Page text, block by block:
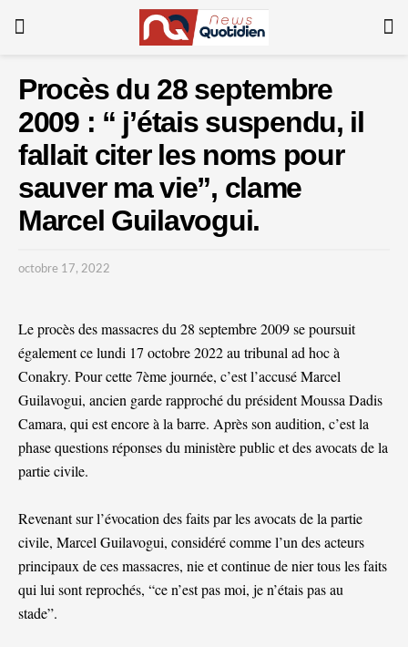
Procès du 28 septembre
2009 : “ j’étais suspendu, il
fallait citer les noms pour
sauver ma vie”, clame
Marcel Guilavogui.
octobre 17, 2022
Le procès des massacres du 28 septembre 2009 se poursuit
également ce lundi 17 octobre 2022 au tribunal ad hoc à
Conakry. Pour cette 7ème journée, c’est l’accusé Marcel
Guilavogui, ancien garde rapproché du président Moussa Dadis
Camara, qui est encore à la barre. Après son audition, c’est la
phase questions réponses du ministère public et des avocats de la
partie civile.
Revenant sur l’évocation des faits par les avocats de la partie
civile, Marcel Guilavogui, considéré comme l’un des acteurs
principaux de ces massacres, nie et continue de nier tous les faits
qui lui sont reprochés, “ce n’est pas moi, je n’étais pas au
stade”.